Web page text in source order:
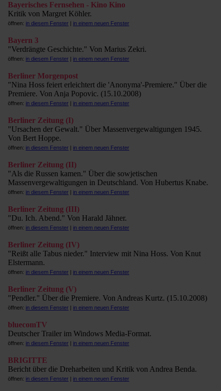
Bayerisches Fernsehen - Kino Kino
Kritik von Margret Köhler.
öffnen: in diesem Fenster | in einem neuen Fenster
Bayern 3
"Verdrängte Geschichte." Von Marius Zekri.
öffnen: in diesem Fenster | in einem neuen Fenster
Berliner Morgenpost
"Nina Hoss feiert erleichtert die 'Anonyma'-Premiere." Über die
Premiere. Von Anja Popovic. (15.10.2008)
öffnen: in diesem Fenster | in einem neuen Fenster
Berliner Zeitung (I)
"Ursachen der Gewalt." Über Massenvergewaltigungen 1945.
Von Bert Hoppe.
öffnen: in diesem Fenster | in einem neuen Fenster
Berliner Zeitung (II)
"Als die Russen kamen." Über die sowjetischen
Massenvergewaltigungen in Deutschland. Von Hubertus Knabe.
öffnen: in diesem Fenster | in einem neuen Fenster
Berliner Zeitung (III)
"Du. Ich. Abend." Von Harald Jähner.
öffnen: in diesem Fenster | in einem neuen Fenster
Berliner Zeitung (IV)
"Reißt alle Tabus nieder." Interview mit Nina Hoss. Von Knut
Elstermann.
öffnen: in diesem Fenster | in einem neuen Fenster
Berliner Zeitung (V)
"Pendler." Über die Premiere. Von Andreas Kurtz. (15.10.2008)
öffnen: in diesem Fenster | in einem neuen Fenster
bluecomTV
Deutscher Trailer im Windows Media-Format.
öffnen: in diesem Fenster | in einem neuen Fenster
BRIGITTE
Bericht über die Dreharbeiten und Kritik von Andrea Benda.
öffnen: in diesem Fenster | in einem neuen Fenster